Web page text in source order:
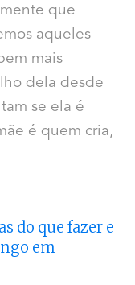
que
aqueles
mais
dela desde
se ela é
é quem cria,
do que fazer e
em